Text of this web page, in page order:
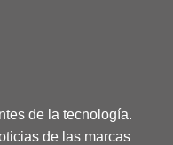
de la tecnología.
de las marcas